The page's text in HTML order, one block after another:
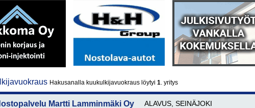
Hakusanalla kuukulkijavuokraus löytyi 1. yritys
Martti Lamminmäki Oy ALAVUS, SEINÄJOKI